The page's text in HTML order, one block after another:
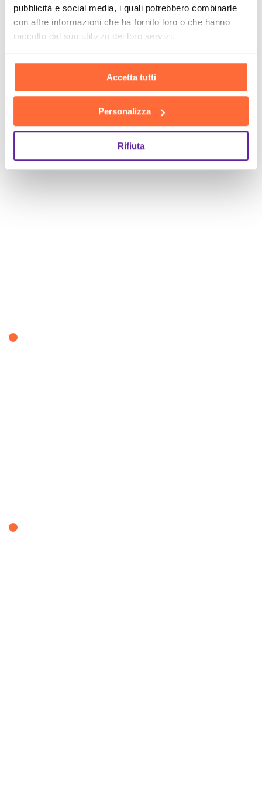
pubblicità e social media, i quali potrebbero combinarle
con altre informazioni che ha fornito loro o che hanno
raccolto dal suo utilizzo dei loro servizi.
Accetta tutti
Personalizza
Rifiuta